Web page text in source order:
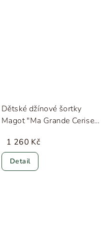
Dětské džínové šortky
Magot "Ma Grande Cerise
1 260 Kč
Detail